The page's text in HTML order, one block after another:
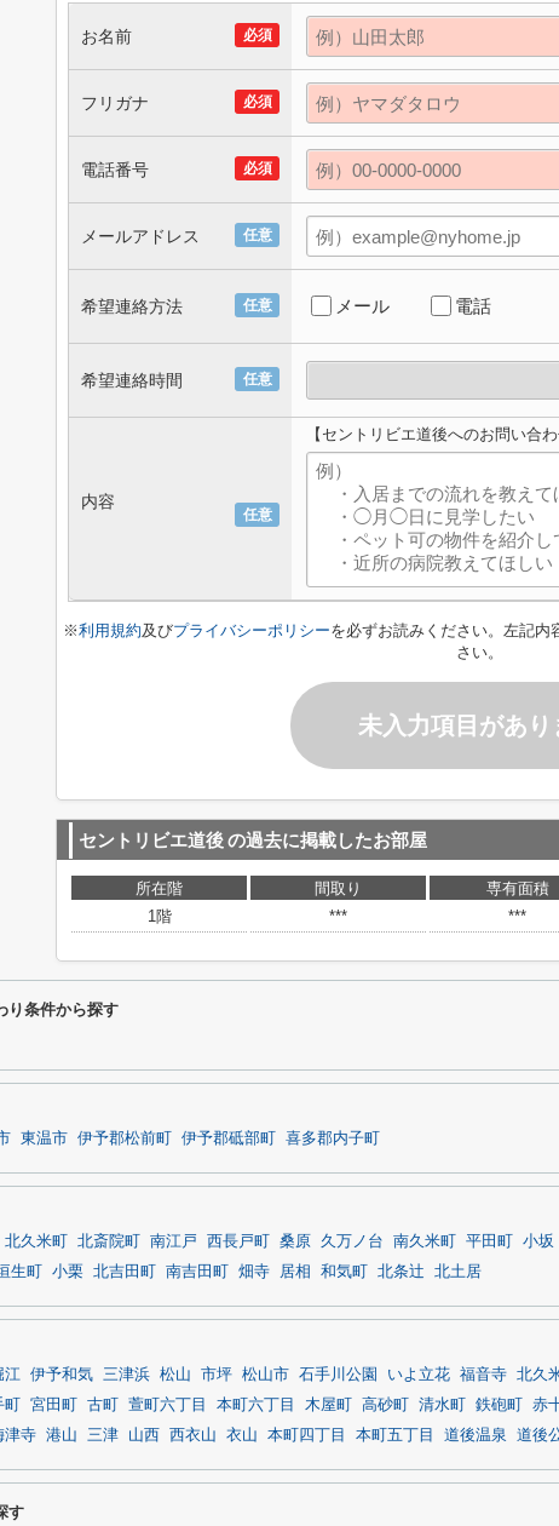
必須
お名前
必須
フリガナ
必須
電話番号
任意
メールアドレス
任意
希望連絡方法 メール 電話
任意
希望連絡時間
任意
内容
【セントリビエ道後へのお問い合わ
※利用規約及びプライバシーポリシーを必ずお読みください。左記内
さい。
未入力項目があり
セントリビエ道後の過去に掲載したお部屋
所在階 間取り 専有面積
1階
*** ***
り条件から探す
東温市 伊予郡松前町 伊予郡砥部町 喜多郡内子町
北久米町 北斎院町 南江戸 西長戸町 桑原 久万ノ台 南久米町 平田町 小坂
生町 小栗 北吉田町 南吉田町 畑寺 居相 和気町 北条辻 北土居
江 伊予和気 三津浜 松山 市坪 松山市 石手川公園 いよ立花 福音寺 北久
宮田町 古町 萱町六丁目 本町六丁目 木屋町 高砂町 清水町 鉄砲町 赤
津寺 港山 三津 山西 西衣山 衣山 本町四丁目 本町五丁目 道後温泉 道後
す